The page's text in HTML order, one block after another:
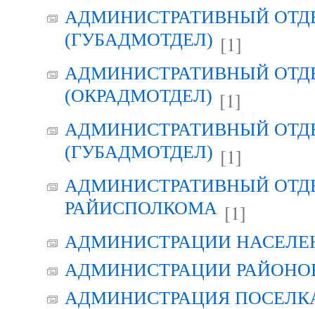
АДМИНИСТРАТИВНЫЙ
(ГУБАДМОТДЕЛ) [1]
АДМИНИСТРАТИВНЫЙ
(ОКРАДМОТДЕЛ) [1]
АДМИНИСТРАТИВНЫЙ
(ГУБАДМОТДЕЛ) [1]
АДМИНИСТРАТИВНЫЙ
РАЙИСПОЛКОМА [1]
АДМИНИСТРАЦИИ
АДМИНИСТРАЦИИ
АДМИНИСТРАЦИЯ